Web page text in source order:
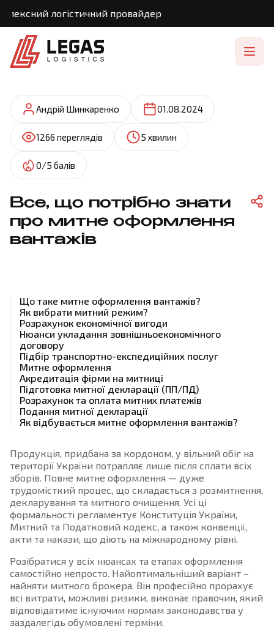
логістичний провайдер
Андрій Шинкаренко 01.08.2024
1266 переглядів 5 хвилин
0/5 балів
Все, що потрібно знати
про митне оформлення
вантажів
Що таке митне оформлення вантажів?
Як вибрати митний режим?
Розрахунок економічної вигоди
Нюанси укладання зовнішньоекономічного
договору
Підбір транспортно-експедиційних послуг
Митне оформлення
Акредитація фірми на митниці
Підготовка митної декларації (ПП/ПД)
Розрахунок та оплата митних платежів
Подання митної декларації
Як відбувається митне оформлення вантажів?
Продукція, придбана за кордоном, у вільний обіг на
території України потрапляє лише після сплати всіх
зборів. Повне митне оформлення — дуже
трудомісткий процес, що складається з розмитнення,
декларування та митного очищення. Усі ці
формальності регламентує Конституція України,
Митний та Податковий кодекс, а також конвенції,
акти та накази, що діють на міжнародному рівні.
Розібратися у всіх нюансах та етапах оформлення
самостійно непросто. Найоптимальніший варіант –
найняти митного брокера. Він професійно прорахує
всі витрати, можливі ризики, виконає правочин, який
відповідатиме існуючим нормам законодавства у
заздалегідь обумовлені терміни.